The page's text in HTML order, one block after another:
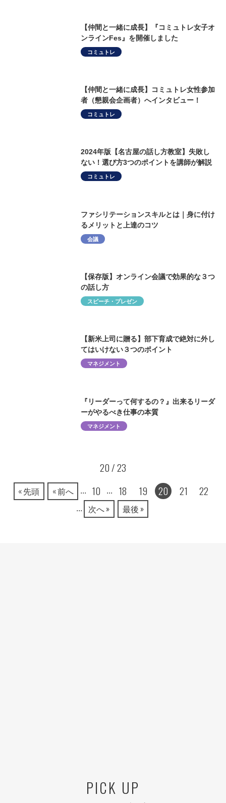
【仲間と一緒に成長】『コミュトレ女子オ
ンラインFes』を開催しました
コミュトレ
【仲間と一緒に成長】コミュトレ女性参加
者（懇親会企画者）へインタビュー！
コミュトレ
2024年版【名古屋の話し方教室】失敗し
ない！選び方3つのポイントを講師が解説
コミュトレ
ファシリテーションスキルとは｜身に付け
るメリットと上達のコツ
会議
【保存版】オンライン会議で効果的な３つ
の話し方
スピーチ・プレゼン
【新米上司に贈る】部下育成で絶対に外し
てはいけない３つのポイント
マネジメント
『リーダーって何するの？』出来るリーダ
ーがやるべき仕事の本質
マネジメント
20 / 23
« 先頭 « 前へ ... 10 ... 18 19 20 21 22
... 次へ » 最後 »
PICK UP